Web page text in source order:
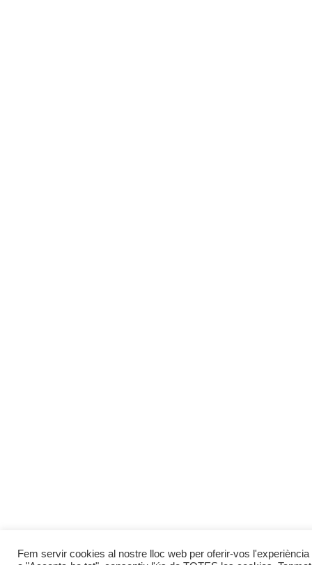
Fem servir cookies al nostre lloc web per oferir-vos